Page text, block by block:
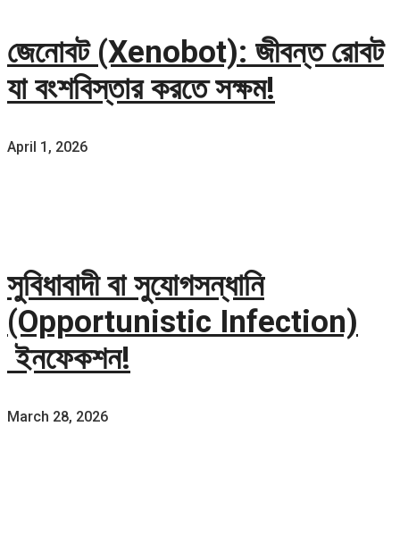
জেনোবট (Xenobot): জীবন্ত রোবট
যা বংশবিস্তার করতে সক্ষম!
April 1, 2026
সুবিধাবাদী বা সুযোগসন্ধানি
(Opportunistic Infection)
ইনফেকশন!
March 28, 2026